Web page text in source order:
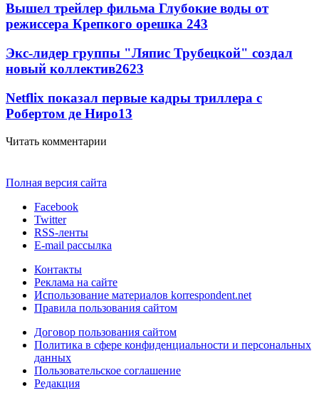
Вышел трейлер фильма Глубокие воды от
режиссера Крепкого орешка 243
Экс-лидер группы "Ляпис Трубецкой" создал
новый коллектив2623
Netflix показал первые кадры триллера с
Робертом де Ниро13
Читать комментарии
Полная версия сайта
Facebook
Twitter
RSS-ленты
E-mail рассылка
Контакты
Реклама на сайте
Использование материалов korrespondent.net
Правила пользования сайтом
Договор пользования сайтом
Политика в сфере конфиденциальности и персональных
данных
Пользовательское соглашение
Редакция